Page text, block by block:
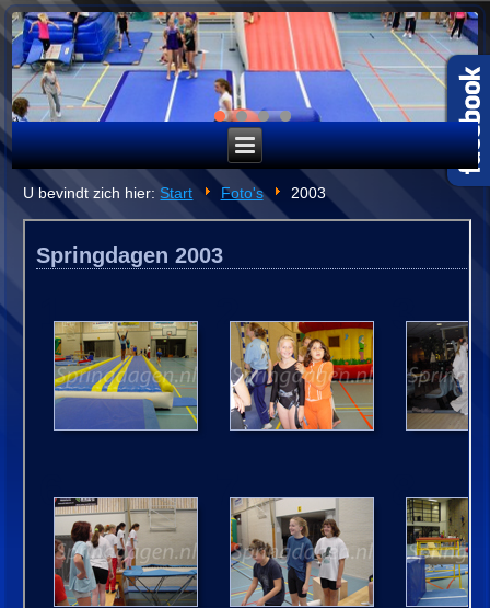
U bevindt zich hier: Start Foto's 2003